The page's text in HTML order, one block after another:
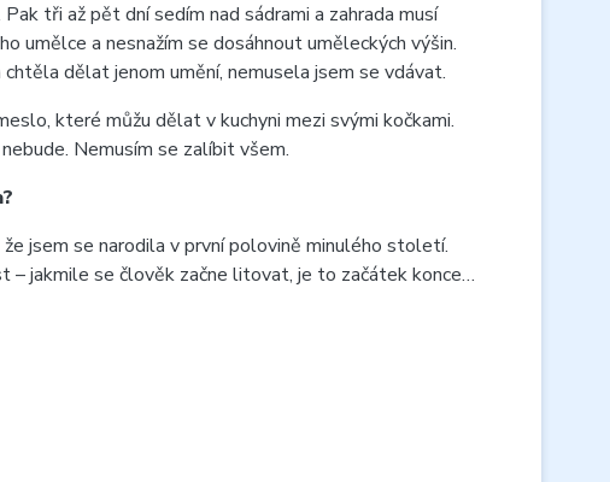
tři až pět dní sedím nad sádrami a zahrada musí
umělce a nesnažím se dosáhnout uměleckých výšin.
dělat jenom umění, nemusela jsem se vdávat.
které můžu dělat v kuchyni mezi svými kočkami.
Nemusím se zalíbit všem.
jsem se narodila v první polovině minulého století.
– jakmile se člověk začne litovat, je to začátek konce…